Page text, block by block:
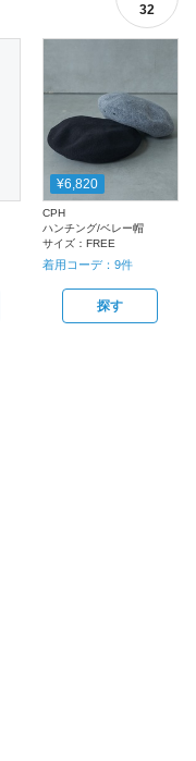
32
¥6,820
CPH
ハンチング/ベレー帽
サイズ： FREE
着用コーデ： 9件
探す